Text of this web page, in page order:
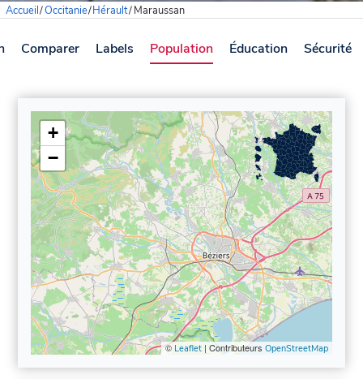
Accueil/Occitanie/Hérault/Maraussan
Comparer Labels Population Éducation Sécurité
+
−
© Leaflet| Contributeurs OpenStreetMap